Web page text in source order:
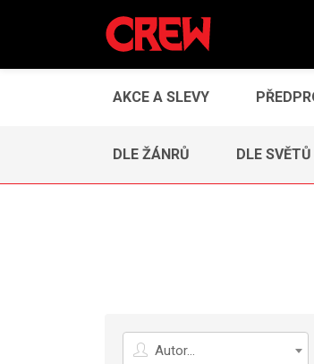
AKCE A SLEVY
DLE ŽÁNRŮ DLE
Autor
Autor...